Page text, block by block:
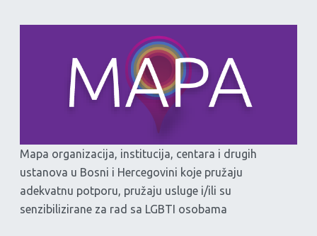
Mapa organizacija, institucija, centara i drugih
ustanova u Bosni i Hercegovini koje pružaju
adekvatnu potporu, pružaju usluge i/ili su
senzibilizirane za rad sa LGBTI osobama